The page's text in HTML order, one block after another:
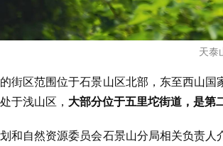
天泰
街区范围位于石景山区北部，东至西山
于浅山区， 大部分位于五里坨街道，是第
和自然资源委员会石景山分局相关负责